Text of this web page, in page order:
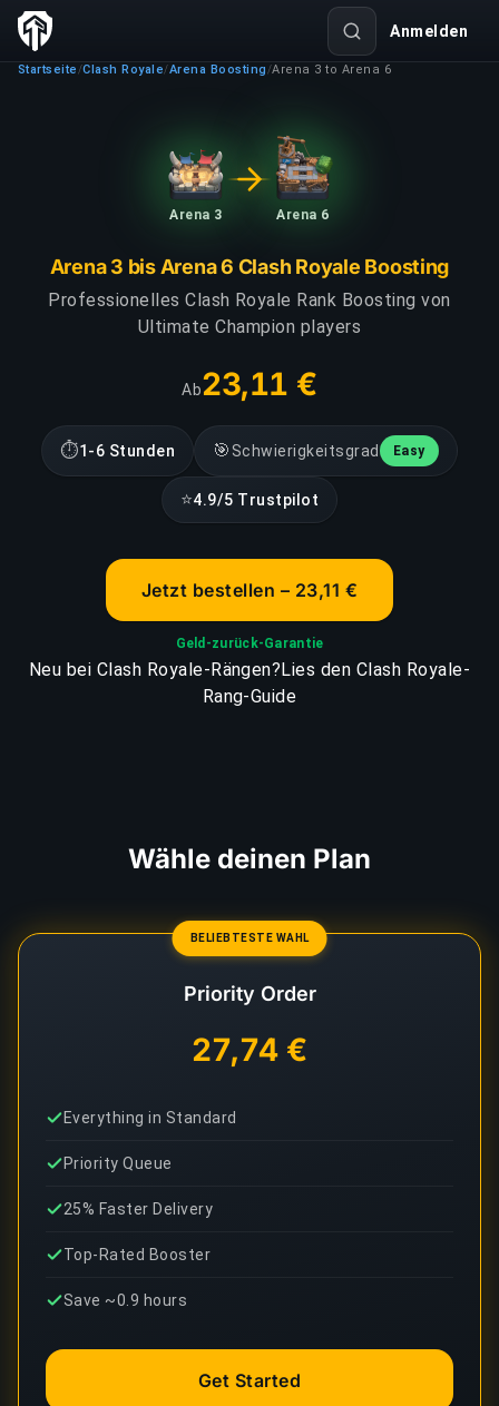
Anmelden
Startseite /Clash Royale/Arena Boosting /Arena 3 to Arena 6
Arena 3 Arena 6
Arena 3 bis Arena 6 Clash Royale Boosting
Professionelles Clash Royale Rank Boosting von
Ultimate Champion players
Ab23,11 €
⏱1-6 Stunden 🎯 Schwierigkeitsgrad Easy
⭐4.9/5 Trustpilot
Jetzt bestellen – 23,11 €
Geld-zurück-Garantie
Neu bei Clash Royale-Rängen?Lies den Clash Royale-
Rang-Guide
Wähle deinen Plan
BELIEBTESTE WAHL
Priority Order
27,74 €
Everything in Standard
Priority Queue
25% Faster Delivery
Top-Rated Booster
Save ~0.9 hours
Get Started